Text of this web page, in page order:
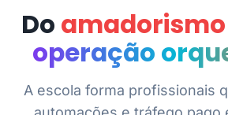
Do
operação
A escola forma profissionais